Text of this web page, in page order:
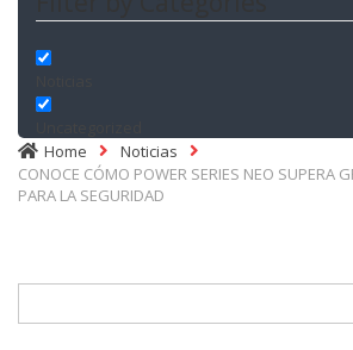
Home
Noticias
CONOCE CÓMO POWER SERIES NEO SUPERA
PARA LA SEGURIDAD